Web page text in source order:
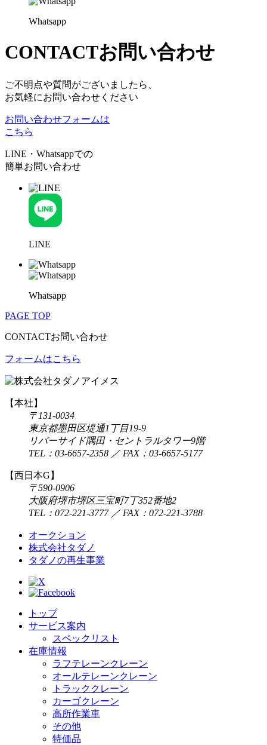
Whatsapp
CONTACTお問い合わせ
ご不明点や質問がございましたら、
お気軽にお問い合わせください
お問い合わせフォームは
こちら
LINE・Whatsappでの
簡単お問い合わせ
LINE
Whatsapp
PAGE TOP
CONTACTお問い合わせ
フォームはこちら
【本社】
〒131-0034
東京都墨田区堤通1丁目19-9
リバーサイド隅田・セントラルタワー9階
TEL： 03-6657-2358 ／ FAX：03-6657-5177
【西日本G】
〒590-0906
大阪府堺市堺区三宝町7丁352番地2
TEL： 072-221-3777／ FAX：072-221-3788
オークション
株式会社タダノ
タダノの再生事業
トップ
サービス案内
スペックリスト
在庫情報
ラフテレーンクレーン
オールテレーンクレーン
トラッククレーン
カーゴクレーン
高所作業車
その他
特価品